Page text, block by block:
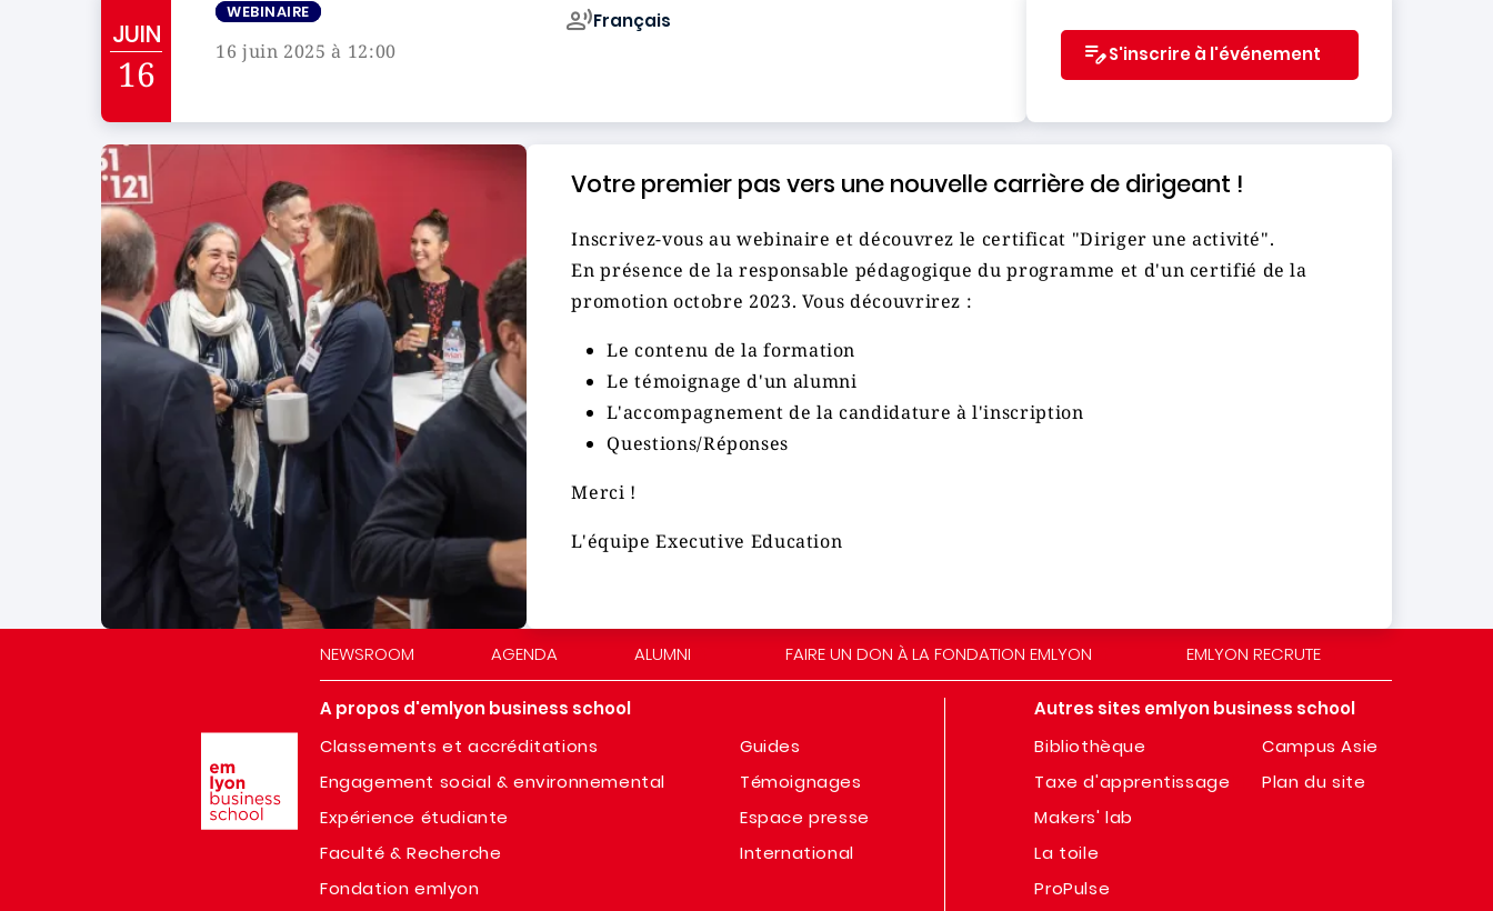
JUIN
16
WEBINAIRE
16 juin 2025 à 12:00
Français
S'inscrire à l'événement
Votre premier pas vers une nouvelle carrière de dirigeant !
Inscrivez-vous au webinaire et découvrez le certificat "Diriger une activité".
En présence de la responsable pédagogique du programme et d'un certifié de la
promotion octobre 2023. Vous découvrirez :
Le contenu de la formation
Le témoignage d'un alumni
L'accompagnement de la candidature à l'inscription
Questions/Réponses
Merci !
L'équipe Executive Education
NEWSROOM AGENDA ALUMNI FAIRE UN DON À LA FONDATION EMLYON EMLYON RECRUTE
A propos d'emlyon business school
Classements et accréditations
Engagement social & environnemental
Expérience étudiante
Faculté & Recherche
Fondation emlyon
Guides
Témoignages
Espace presse
International
Autres sites emlyon business school
Bibliothèque
Taxe d'apprentissage
Makers' lab
La toile
ProPulse
Campus Asie
Plan du site